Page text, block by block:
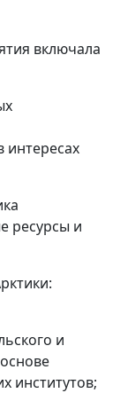
включала
ресурсы и
и
институтов;